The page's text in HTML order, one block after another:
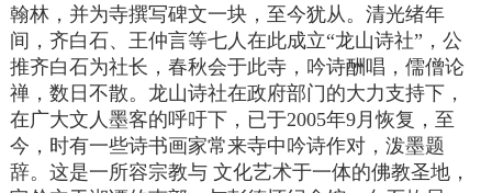
翰林，并为寺撰写碑文一块，至今犹从。清光绪年
间，齐白石、王仲言等七人在此成立“龙山诗社”，公
推齐白石为社长，春秋会于此寺，吟诗酬唱，儒僧论
禅，数日不散。龙山诗社在政府部门的大力支持下，
在广大文人墨客的呼吁下，已于2005年9月恢复，至
今，时有一些诗书画家常来寺中吟诗作对，泼墨题
辞。这是一所容宗教与 文化艺术于一体的佛教圣地，